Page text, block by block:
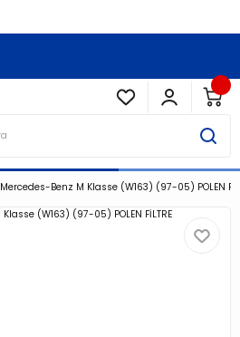
Mercedes-Benz M Klasse (W163) (97-05) POLEN